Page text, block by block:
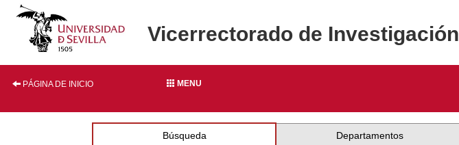
Vicerrectorado de Investigación
PÁGINA DE INICIO MENU
Búsqueda Departamentos